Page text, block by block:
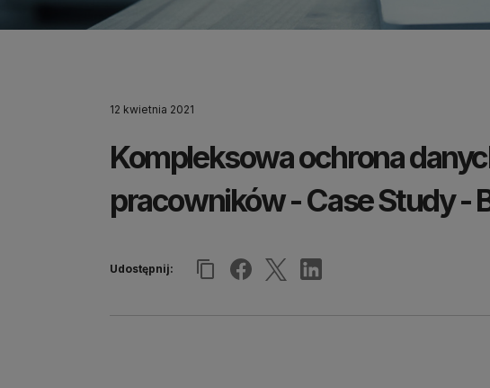
12 kwietnia 2021
Kompleksowa ochrona
pracowników - Case Study -
Udostępnij: